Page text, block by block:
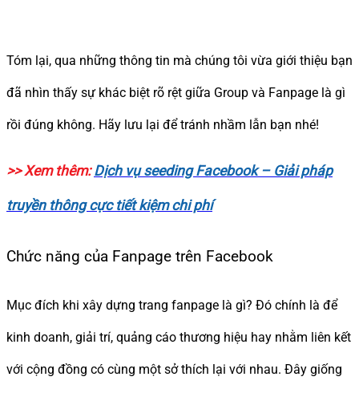
Tóm lại, qua những thông tin mà chúng tôi vừa giới thiệu bạn
đã nhìn thấy sự khác biệt rõ rệt giữa Group và Fanpage là gì
rồi đúng không. Hãy lưu lại để tránh nhầm lẫn bạn nhé!
>> Xem thêm: Dịch vụ seeding Facebook – Giải pháp
truyền thông cực tiết kiệm chi phí
Chức năng của Fanpage trên Facebook
Mục đích khi xây dựng trang fanpage là gì? Đó chính là để
kinh doanh, giải trí, quảng cáo thương hiệu hay nhằm liên kết
với cộng đồng có cùng một sở thích lại với nhau. Đây giống